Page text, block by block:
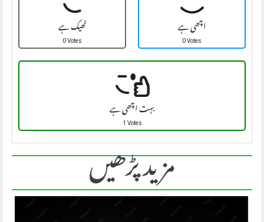
ٹھیک ہے
0 Votes اچھی ہے
0 Votes
بہت اچھی ہے
1 Votes
مزید پڑھیں